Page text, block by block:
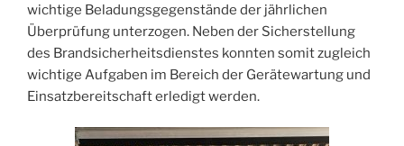
wichtige Beladungsgegenstände der jährlichen
Überprüfung unterzogen. Neben der Sicherstellung
des Brandsicherheitsdienstes konnten somit zugleich
wichtige Aufgaben im Bereich der Gerätewartung und
Einsatzbereitschaft erledigt werden.